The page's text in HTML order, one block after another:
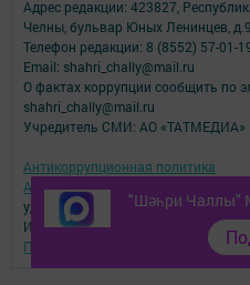
"Шәһри Чаллы"
Адрес редакции: 423827,
Челны, бульвар Юных Ленинцев, д.9
Телефон редакции: 8 (8552) 57-01-
Email: shahri_chally@mail.ru
О фактах коррупции сообщить по
shahri_chally@mail.ru
Учредитель СМИ: АО «ТАТМЕДИА»
Антикоррупционная политика
АО «ТАТМЕДИА» использует «cookie»
удобства пользователей сайтом.
Использование «cookie» можно
Политика конфиденциальности